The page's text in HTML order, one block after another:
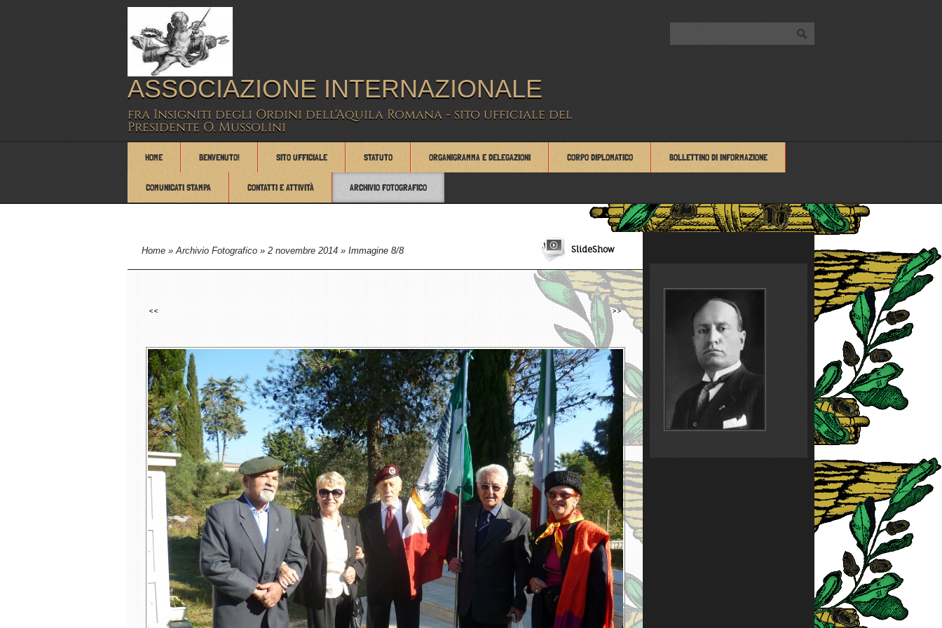
ASSOCIAZIONE INTERNAZIONALE
fra Insigniti degli Ordini dell'Aquila Romana - sito ufficiale del
Presidente O. Mussolini
HOME BENVENUTO! SITO UFFICIALE STATUTO ORGANIGRAMMA E DELEGAZIONI CORPO DIPLOMATICO BOLLETTINO DI INFORMAZIONE
COMUNICATI STAMPA CONTATTI E ATTIVITÀ ARCHIVIO FOTOGRAFICO
Home »Archivio Fotografico » 2 novembre 2014 » Immagine 8/8 SlideShow
<< >>